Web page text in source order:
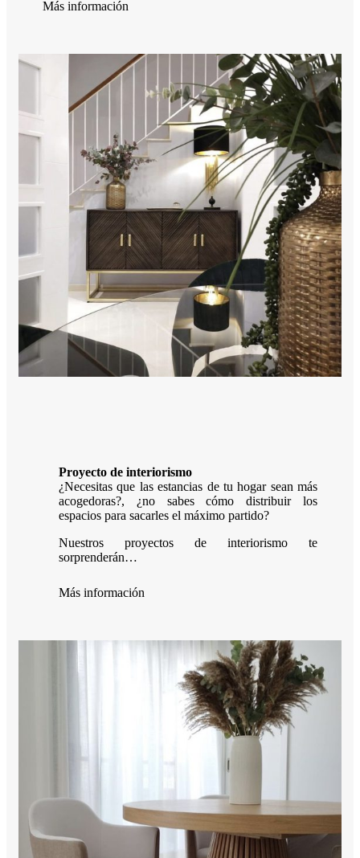
Más información
Proyecto de interiorismo
¿Necesitas que las estancias de tu hogar sean más
acogedoras?, ¿no sabes cómo distribuir los
espacios para sacarles el máximo partido?
Nuestros proyectos de interiorismo te
sorprenderán…
Más información